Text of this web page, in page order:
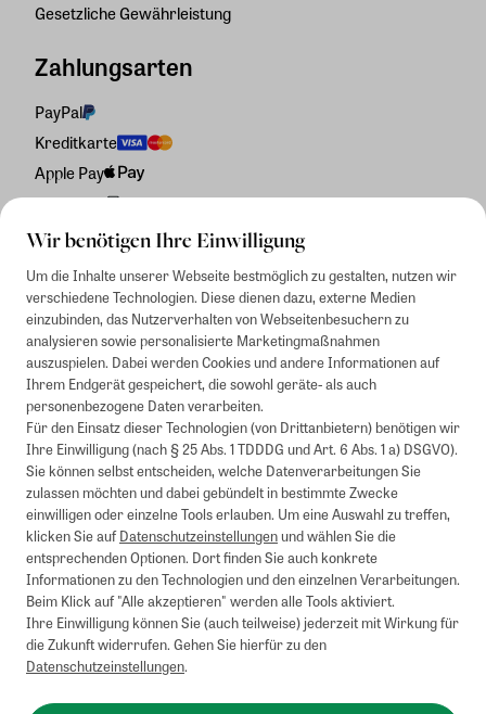
Wir benötigen Ihre Einwilligung
Um die Inhalte unserer Webseite bestmöglich zu gestalten, nutzen wir
verschiedene Technologien. Diese dienen dazu, externe Medien
einzubinden, das Nutzerverhalten von Webseitenbesuchern zu
analysieren sowie personalisierte Marketingmaßnahmen
auszuspielen. Dabei werden Cookies und andere Informationen auf
Ihrem Endgerät gespeichert, die sowohl geräte- als auch
personenbezogene Daten verarbeiten.
Für den Einsatz dieser Technologien (von Drittanbietern) benötigen wir
Ihre Einwilligung (nach § 25 Abs. 1 TDDDG und Art. 6 Abs. 1 a) DSGVO).
Sie können selbst entscheiden, welche Datenverarbeitungen Sie
zulassen möchten und dabei gebündelt in bestimmte Zwecke
einwilligen oder einzelne Tools erlauben. Um eine Auswahl zu treffen,
klicken Sie aufDatenschutzeinstellungenund wählen Sie die
entsprechenden Optionen. Dort finden Sie auch konkrete
Informationen zu den Technologien und den einzelnen Verarbeitungen.
Beim Klick auf "Alle akzeptieren" werden alle Tools aktiviert.
Ihre Einwilligung können Sie (auch teilweise) jederzeit mit Wirkung für
die Zukunft widerrufen. Gehen Sie hierfür zu den
Datenschutzeinstellungen.
Gesetzliche Gewährleistung
Zahlungsarten
PayPal
Kreditkarte
Apple Pay
Rechnung